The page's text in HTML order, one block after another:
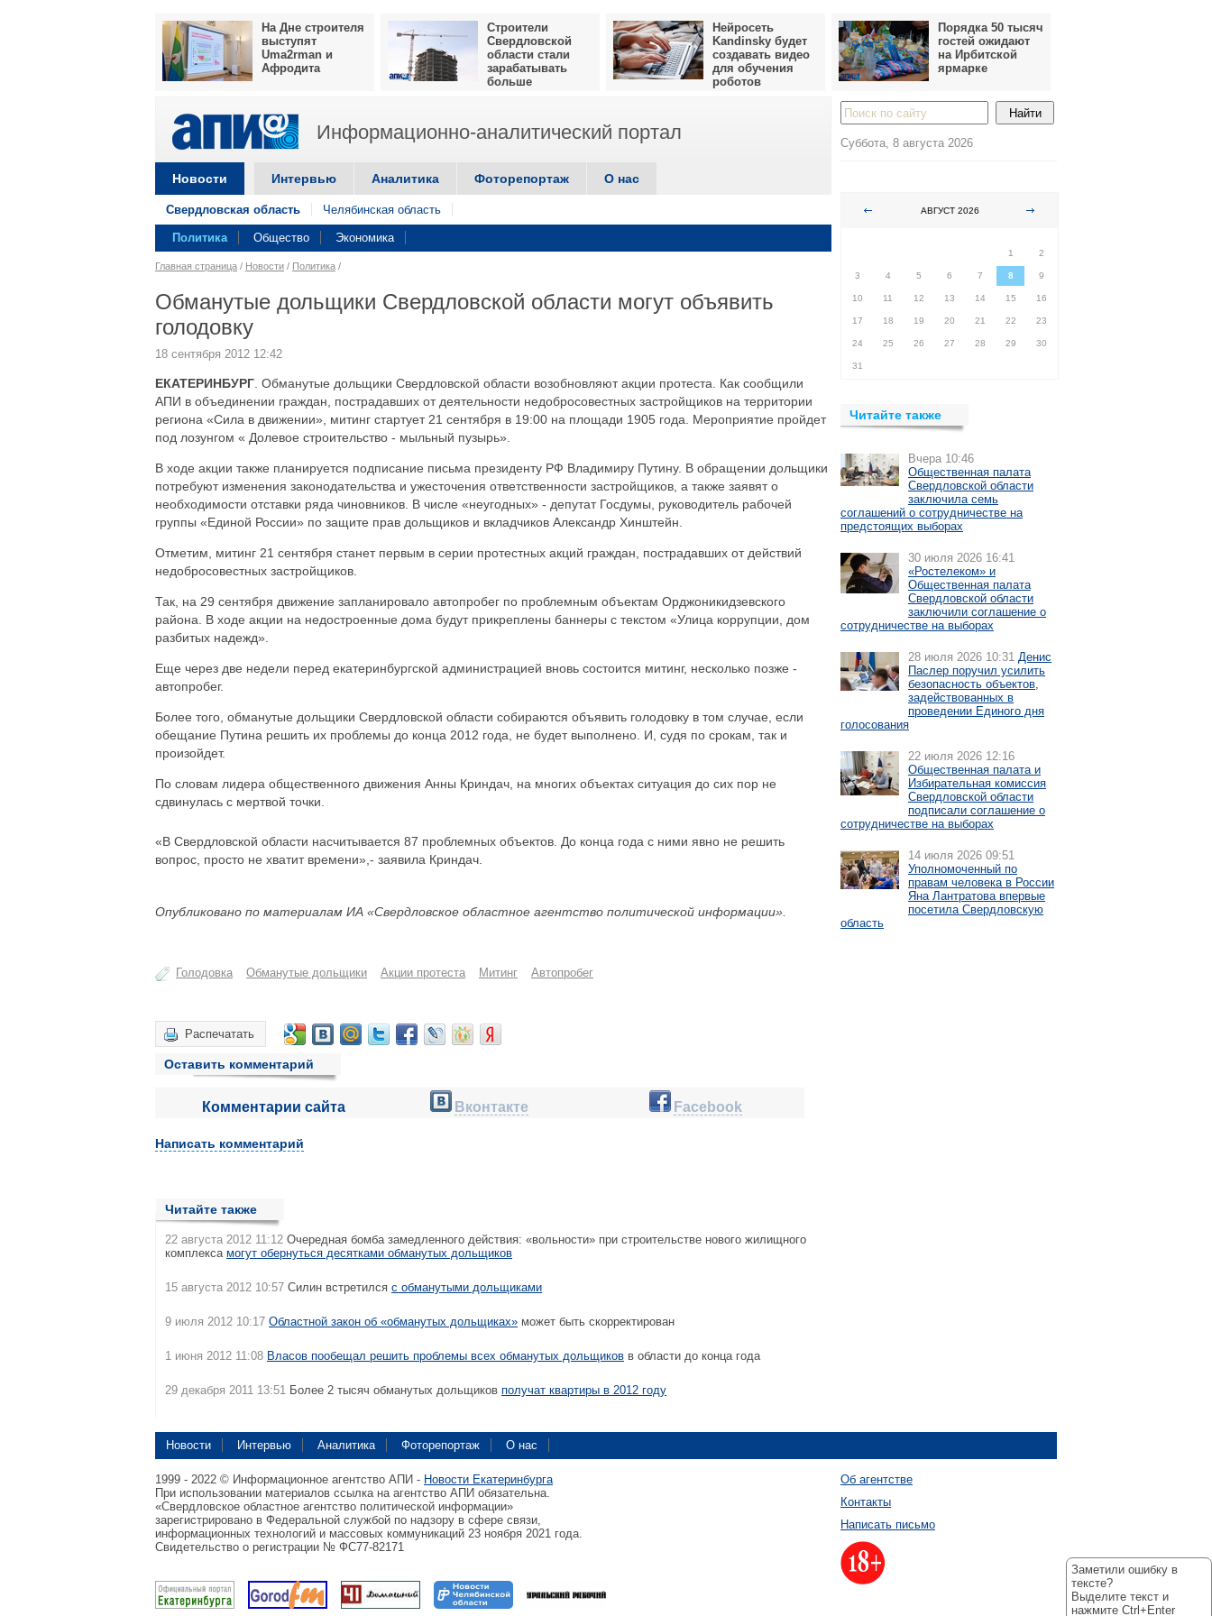
На Дне строителя
выступят
Uma2rman и
Афродита
Строители
Свердловской
области стали
зарабатывать
больше
Нейросеть
Kandinsky будет
создавать видео
для обучения
роботов
Порядка 50 тысяч
гостей ожидают
на Ирбитской
ярмарке
Информационно-аналитический портал
Новости Интервью Аналитика Фоторепортаж О нас
Свердловская область Челябинская область
Политика Общество Экономика
Главная страница / Новости / Политика /
Обманутые дольщики Свердловской области могут объявить
голодовку
18 сентября 2012 12:42
ЕКАТЕРИНБУРГ . Обманутые дольщики Свердловской области возобновляют акции протеста. Как сообщили
АПИ в объединении граждан, пострадавших от деятельности недобросовестных застройщиков на территории
региона «Сила в движении», митинг стартует 21 сентября в 19:00 на площади 1905 года. Мероприятие пройдет
под лозунгом « Долевое строительство - мыльный пузырь».
В ходе акции также планируется подписание письма президенту РФ Владимиру Путину. В обращении дольщики
потребуют изменения законодательства и ужесточения ответственности застройщиков, а также заявят о
необходимости отставки ряда чиновников. В числе «неугодных» - депутат Госдумы, руководитель рабочей
группы «Единой России» по защите прав дольщиков и вкладчиков Александр Хинштейн.
Отметим, митинг 21 сентября станет первым в серии протестных акций граждан, пострадавших от действий
недобросовестных застройщиков.
Так, на 29 сентября движение запланировало автопробег по проблемным объектам Орджоникидзевского
района. В ходе акции на недостроенные дома будут прикреплены баннеры с текстом «Улица коррупции, дом
разбитых надежд».
Еще через две недели перед екатеринбургской администрацией вновь состоится митинг, несколько позже -
автопробег.
Более того, обманутые дольщики Свердловской области собираются объявить голодовку в том случае, если
обещание Путина решить их проблемы до конца 2012 года, не будет выполнено. И, судя по срокам, так и
произойдет.
По словам лидера общественного движения Анны Криндач, на многих объектах ситуация до сих пор не
сдвинулась с мертвой точки.
«В Свердловской области насчитывается 87 проблемных объектов. До конца года с ними явно не решить
вопрос, просто не хватит времени»,- заявила Криндач.
Опубликовано по материалам ИА «Свердловское областное агентство политической информации».
Голодовка Обманутые дольщики Акции протеста Митинг Автопробег
Распечатать
Оставить комментарий
Комментарии сайта Вконтакте Facebook
Написать комментарий
Читайте также
22 августа 2012 11:12 Очередная бомба замедленного действия: «вольности» при строительстве нового жилищного
комплекса могут обернуться десятками обманутых дольщиков
15 августа 2012 10:57 Силин встретился с обманутыми дольщиками
9 июля 2012 10:17 Областной закон об «обманутых дольщиках» может быть скорректирован
1 июня 2012 11:08 Власов пообещал решить проблемы всех обманутых дольщиков в области до конца года
29 декабря 2011 13:51 Более 2 тысяч обманутых дольщиков получат квартиры в 2012 году
Суббота, 8 августа 2026
АВГУСТ 2026
1
2
3 4 5 6 7 8 9
10 11 12 13 14 15 16
17 18 19 20 21 22 23
24 25 26 27 28 29 30
31
Читайте также
Вчера 10:46
Общественная палата
Свердловской области
заключила семь
соглашений о сотрудничестве на
предстоящих выборах
30 июля 2026 16:41
«Ростелеком» и
Общественная палата
Свердловской области
заключили соглашение о
сотрудничестве на выборах
28 июля 2026 10:31 Денис
Паслер поручил усилить
безопасность объектов,
задействованных в
проведении Единого дня
голосования
22 июля 2026 12:16
Общественная палата и
Избирательная комиссия
Свердловской области
подписали соглашение о
сотрудничестве на выборах
14 июля 2026 09:51
Уполномоченный по
правам человека в России
Яна Лантратова впервые
посетила Свердловскую
область
Новости Интервью Аналитика Фоторепортаж О нас
1999 - 2022 © Информационное агентство АПИ - Новости Екатеринбурга
При использовании материалов ссылка на агентство АПИ обязательна.
«Свердловское областное агентство политической информации»
зарегистрировано в Федеральной службой по надзору в сфере связи,
информационных технологий и массовых коммуникаций 23 ноября 2021 года.
Свидетельство о регистрации № ФС77-82171
Об агентстве
Контакты
Написать письмо
Заметили ошибку в
тексте?
Выделите текст и
нажмите Ctrl+Enter